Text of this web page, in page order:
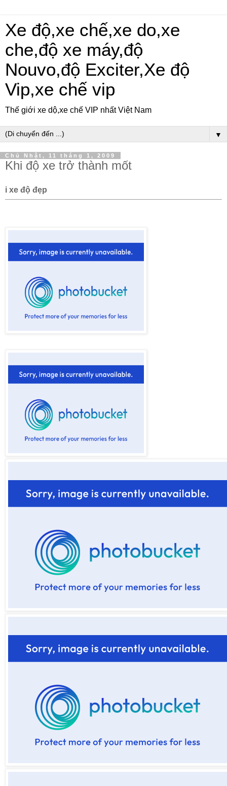
Xe độ,xe chế,xe do,xe
che,độ xe máy,độ
Nouvo,độ Exciter,Xe độ
Vip,xe chế vip
Thế giới xe dộ,xe chế VIP nhất Việt Nam
▼
Chủ Nhật, 11 tháng 1, 2009
Khi độ xe trở thành mốt
i xe độ đẹp